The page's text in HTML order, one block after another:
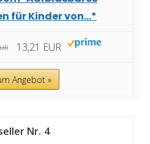
für Kinder von...*
13,21 EUR
Angebot »
4